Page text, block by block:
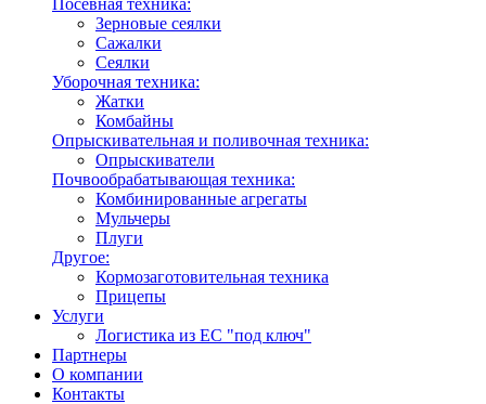
Посевная техника:
Зерновые сеялки
Сажалки
Сеялки
Уборочная техника:
Жатки
Комбайны
Опрыскивательная и поливочная техника:
Опрыскиватели
Почвообрабатывающая техника:
Комбинированные агрегаты
Мульчеры
Плуги
Другое:
Кормозаготовительная техника
Прицепы
Услуги
Логистика из ЕС "под ключ"
Партнеры
О компании
Контакты